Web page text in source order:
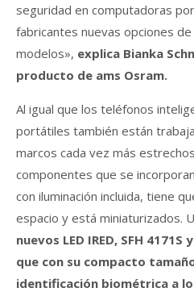
seguridad en computadoras
fabricantes nuevas opciones
modelos», explica Bianka
producto de ams Osram.
Al igual que los teléfonos
portátiles también están
marcos cada vez más
componentes que se
con iluminación incluida, tiene
espacio y está miniaturizados.
nuevos LED IRED, SFH 4171S
que con su compacto
identificación biométrica a